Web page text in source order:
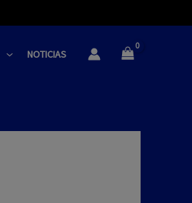
NOTICIAS